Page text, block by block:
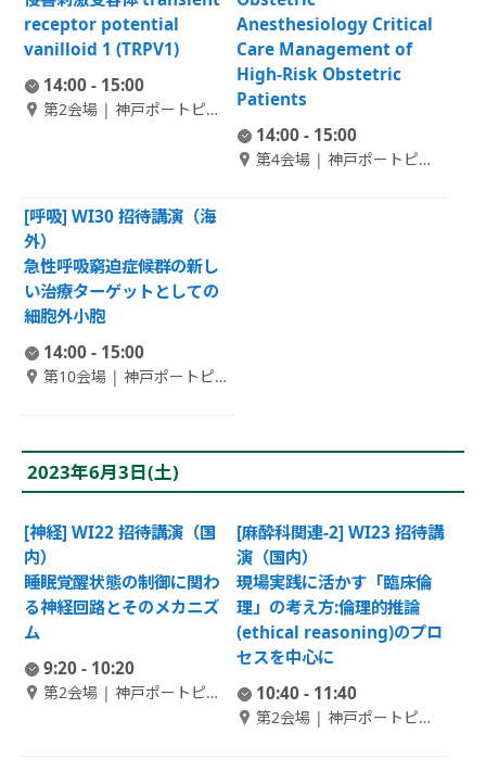
receptor potential
vanilloid 1 (TRPV1)
14:00 - 15:00
第2会場 | 神戸ポートピア
Anesthesiology Critical
Care Management of
High-Risk Obstetric
Patients
14:00 - 15:00
第4会場 | 神戸ポートピア
[呼吸] WI30 招待講演（海
外）
急性呼吸窮迫症候群の新し
い治療ターゲットとしての
細胞外小胞
14:00 - 15:00
第10会場 | 神戸ポートピア
2023年6月3日(土)
[神経] WI22 招待講演（国
内）
睡眠覚醒状態の制御に関わ
る神経回路とそのメカニズ
ム
9:20 - 10:20
第2会場 | 神戸ポートピア
[麻酔科関連-2] WI23 招待講
演（国内）
現場実践に活かす「臨床倫
理」の考え方:倫理的推論
(ethical reasoning)のプロ
セスを中心に
10:40 - 11:40
第2会場 | 神戸ポートピア